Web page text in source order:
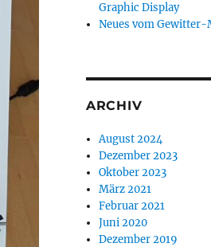
Graphic Display
Neues vom
ARCHIV
August 2024
Dezember 2023
Oktober 2023
März 2021
Februar 2021
Juni 2020
Dezember 2019